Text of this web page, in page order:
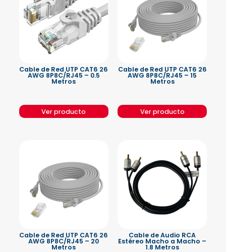
Cable de Red UTP CAT6 26
AWG 8P8C/RJ45 – 0.5
Metros
Ver producto
Cable de Red UTP CAT6 26
AWG 8P8C/RJ45 – 15
Metros
Ver producto
Cable de Red UTP CAT6 26
AWG 8P8C/RJ45 – 20
Metros
Cable de Audio RCA
Estéreo Macho a Macho –
1.8 Metros